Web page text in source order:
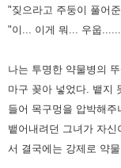
"짖으라고 주둥이 풀어
"이... 이게 뭐... 우웁
나는 투명한 약물병의
마구 꽂아 넣었다. 뱉지
들어 목구멍을 압박해주
뱉어내려던 그녀가 자
서 결국에는 강제로 약